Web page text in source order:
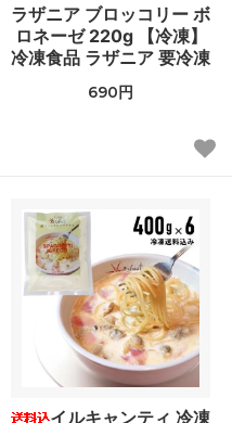
ラザニア ブロッコリー ボ
ロネーゼ 220g 【冷凍】
冷凍食品 ラザニア 要冷凍
690円
イルキャンティ 冷凍